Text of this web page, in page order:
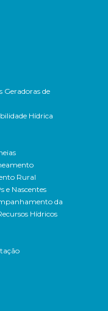
Geradoras de
Hídrica
Rural
e Nascentes
da
Hídricos